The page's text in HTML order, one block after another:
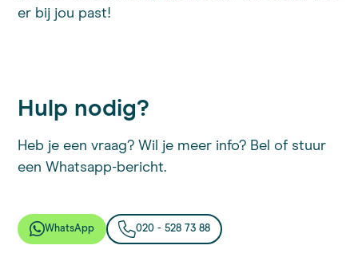
er bij jou past!
Hulp nodig?
Heb je een vraag? Wil je meer info? Bel of stuur
een Whatsapp-bericht.
WhatsApp 020 - 528 73 88